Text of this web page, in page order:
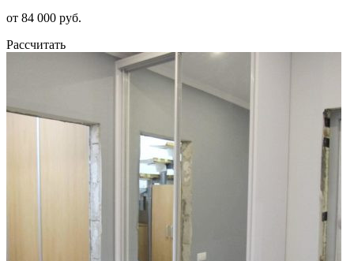
от 84 000 руб.
Рассчитать